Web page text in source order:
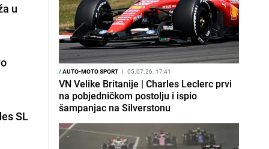
u
SL
/AUTO-MOTO SPORT I 05.07.26. 17:41
VN Velike Britanije | Charles Leclerc prvi
na pobjedničkom postolju i ispio
šampanjac na Silverstonu